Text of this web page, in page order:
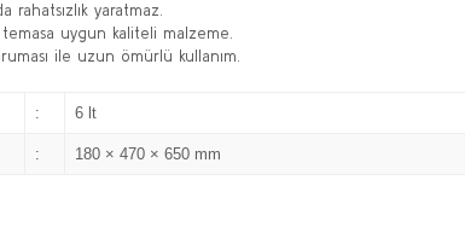
rahatsızlık yaratmaz.
temasa uygun kaliteli malzeme.
ile uzun ömürlü kullanım.
: 6 lt
: 180 × 470 × 650 mm